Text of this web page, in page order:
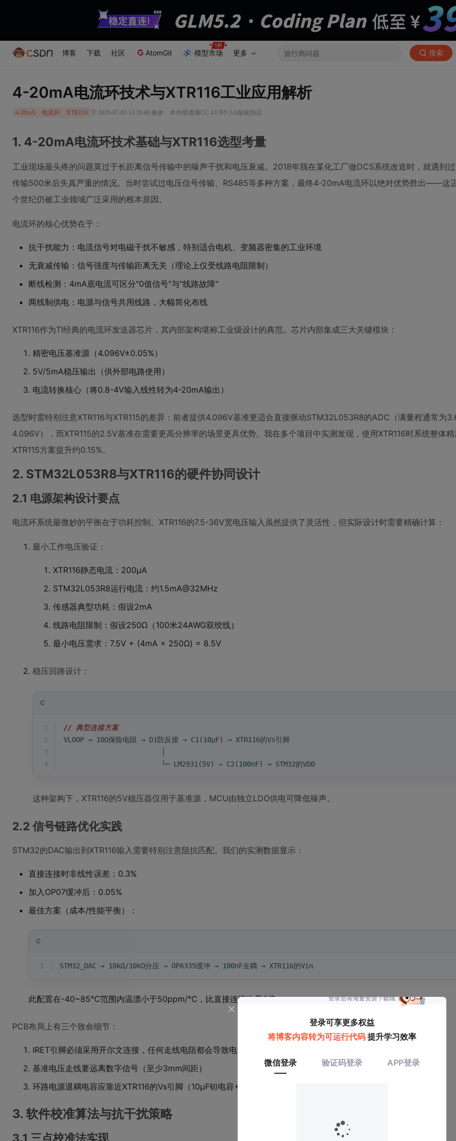
博客 下载 社区 AtomGit 模型市场 更多 搜索
4-20mA电流环技术与XTR116工业应用解析
4-20mA 电流环 XTR116 于 2026-07-03 13:26:46 修改 · 本内容遵循CC 4.0 BY-SA版权协议
1. 4-20mA电流环技术基础与XTR116选型考量
工业现场最头疼的问题莫过于长距离信号传输中的噪声干扰和电压衰减。2018年我在某化工厂做DCS系统改造时，就遇到
传输500米后失真严重的情况。当时尝试过电压信号传输、RS485等多种方案，最终4-20mA电流环以绝对优势胜出——这
个世纪仍被工业领域广泛采用的根本原因。
电流环的核心优势在于：
抗干扰能力：电流信号对电磁干扰不敏感，特别适合电机、变频器密集的工业环境
无衰减传输：信号强度与传输距离无关（理论上仅受线路电阻限制）
断线检测：4mA底电流可区分"0值信号"与"线路故障"
两线制供电：电源与信号共用线路，大幅简化布线
XTR116作为TI经典的电流环发送器芯片，其内部架构堪称工业级设计的典范。芯片内部集成三大关键模块：
精密电压基准源（4.096V±0.05%）
5V/5mA稳压输出（供外部电路使用）
电流转换核心（将0.8-4V输入线性转为4-20mA输出）
选型时需特别注意XTR116与XTR115的差异：前者提供4.096V基准更适合直接驱动STM32L053R8的ADC（满量程通常为
4.096V），而XTR115的2.5V基准在需要更高分辨率的场景更具优势。我在多个项目中实测发现，使用XTR116时系统整体
XTR115方案提升约0.15%。
2. STM32L053R8与XTR116的硬件协同设计
2.1 电源架构设计要点
电流环系统最微妙的平衡在于功耗控制。XTR116的7.5-36V宽电压输入虽然提供了灵活性，但实际设计时需要精确计算：
最小工作电压验证：
XTR116静态电流：200μA
STM32L053R8运行电流：约1.5mA@32MHz
传感器典型功耗：假设2mA
线路电阻限制：假设250Ω（100米24AWG双绞线）
最小电压需求：7.5V + (4mA × 250Ω) = 8.5V
稳压回路设计：
C
1
// 典型连接方案
2
VLOOP → 10Ω保险电阻 → D1防反接 → C1(10μF) → XTR116的Vs引脚
3
4
                        └─ LM2931(
5V) → C2(100nF) → STM32的VDD
这种架构下，XTR116的5V稳压器仅用于基准源，MCU由独立LDO供电可降低噪声。
2.2 信号链路优化实践
STM32的DAC输出到XTR116输入需要特别注意阻抗匹配。我们的实测数据显示：
直接连接时非线性误差：0.3%
加入OP07缓冲后：0.05%
最佳方案（成本/性能平衡）：
C
1 STM32_DAC → 10kΩ/10kΩ分压 → OPA335缓冲 → 100nF去耦 → XTR116的Vin
此配置在-40~85℃范围内温漂小于50ppm/℃，比直接连接改善6倍。
PCB布局上有三个致命细节：
IRET引脚必须采用开尔文连接，任何走线电阻都会导致电流误差
基准电压走线要远离数字信号（至少3mm间距）
环路电源退耦电容应靠近XTR116的Vs引脚（10μF钽电容+100nF陶瓷电容组合最佳）
3. 软件校准算法与抗干扰策略
3.1 三点校准法实现